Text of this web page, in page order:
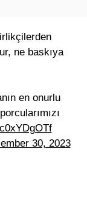
ne baskıya
en onurlu
30, 2023